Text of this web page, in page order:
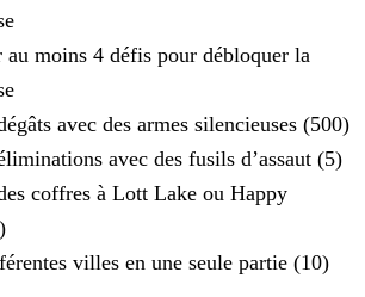
au moins 4 défis pour débloquer la
avec des armes silencieuses (500)
avec des fusils d’assaut (5)
coffres à Lott Lake ou Happy
villes en une seule partie (10)